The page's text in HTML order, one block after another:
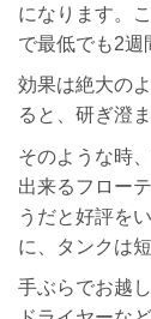
になります。
で最低でも2週
効果は絶大の
ると、研ぎ澄
そのような時
出来るフロー
うだと好評を
に、タンクは
手ぶらでお越